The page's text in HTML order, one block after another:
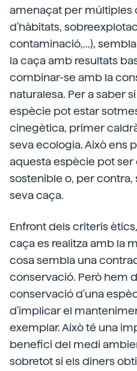
amenaçat per múltiples
d'hàbitats,
contaminació,...),
la caça amb resultats
combinar-se amb la
naturalesa. Per a saber
espècie pot estar
cinegètica, primer
seva ecologia. Això ens
aquesta espècie pot
sostenible o, per contra,
seva caça.
Enfront dels criteris
caça es realitza amb la
cosa sembla una
conservació. Però hem
conservació d'una
d'implicar el
exemplar. Això té una
benefici del medi
sobretot si els diners